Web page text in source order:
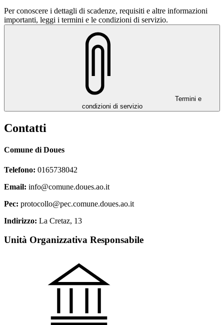
Per conoscere i dettagli di scadenze, requisiti e altre informazioni
importanti, leggi i termini e le condizioni di servizio.
Termini e
condizioni di servizio
Contatti
Comune di Doues
Telefono: 0165738042
Email: info@comune.doues.ao.it
Pec: protocollo@pec.comune.doues.ao.it
Indirizzo: La Cretaz, 13
Unità Organizzativa Responsabile